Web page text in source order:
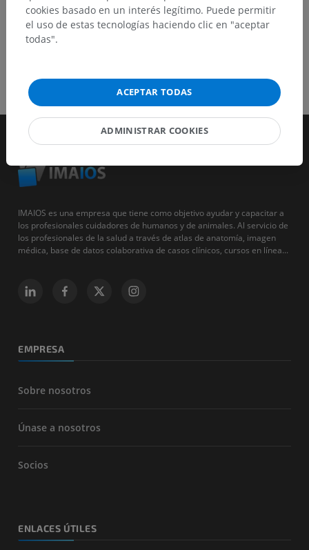
IMAIOS es una empresa que tiene como objetivo ayudar y capacitar a
los profesionales cuidadores de humanos y de animales. Al servicio de
los profesionales de la salud a través de atlas de anatomía, imagen
médica, base de datos colaborativa de casos clínicos, cursos en línea...
EMPRESA
Sobre nosotros
Únase a nosotros
Socios
ENLACES ÚTILES
cookies basado en un interés legítimo. Puede permitir
el uso de estas tecnologías haciendo clic en "aceptar
todas".
ACEPTAR TODAS
ADMINISTRAR COOKIES